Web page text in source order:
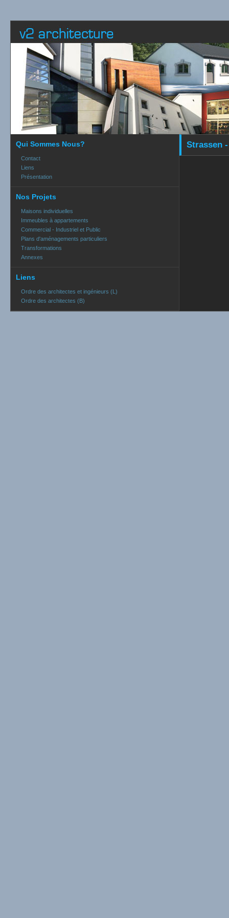
Qui Sommes Nous?
Contact
Liens
Présentation
Nos Projets
Maisons individuelles
Immeubles à appartements
Commercial - Industriel et Public
Plans d'aménagements particuliers
Transformations
Annexes
Liens
Ordre des architectes et ingénieurs (L)
Ordre des architectes (B)
Strassen